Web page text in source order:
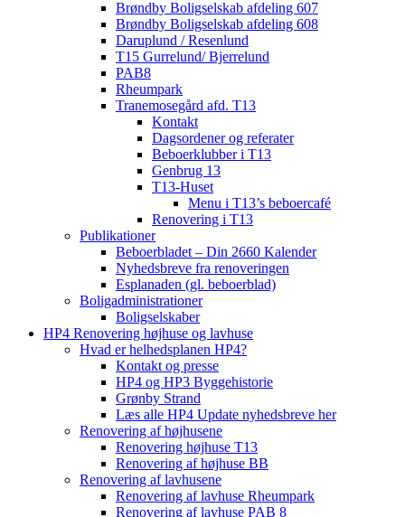
Brøndby Boligselskab afdeling 607
Brøndby Boligselskab afdeling 608
Daruplund / Resenlund
T15 Gurrelund/ Bjerrelund
PAB8
Rheumpark
Tranemosegård afd. T13
Kontakt
Dagsordener og referater
Beboerklubber i T13
Genbrug 13
T13-Huset
Menu i T13’s beboercafé
Renovering i T13
Publikationer
Beboerbladet – Din 2660 Kalender
Nyhedsbreve fra renoveringen
Esplanaden (gl. beboerblad)
Boligadministrationer
Boligselskaber
HP4 Renovering højhuse og lavhuse
Hvad er helhedsplanen HP4?
Kontakt og presse
HP4 og HP3 Byggehistorie
Grønby Strand
Læs alle HP4 Update nyhedsbreve her
Renovering af højhusene
Renovering højhuse T13
Renovering af højhuse BB
Renovering af lavhusene
Renovering af lavhuse Rheumpark
Renovering af lavhuse PAB 8